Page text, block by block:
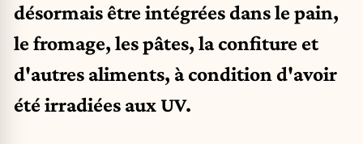
désormais être intégrées dans le pain,
le fromage, les pâtes, la confiture et
d'autres aliments, à condition d'avoir
été irradiées aux UV.